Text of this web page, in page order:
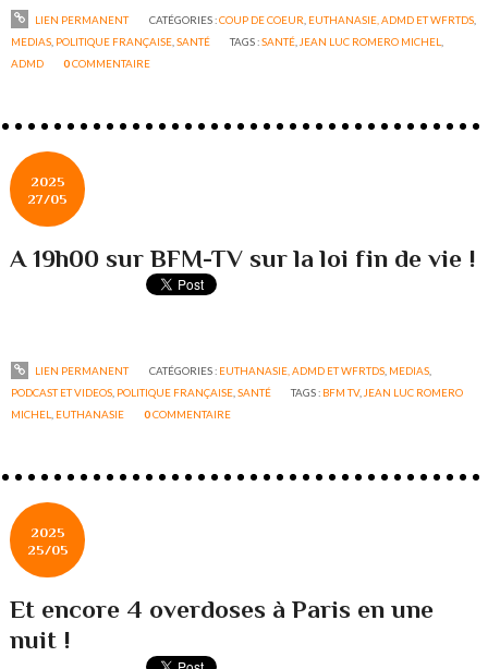
LIEN PERMANENT CATÉGORIES :COUP DE COEUR EUTHANASIE, ADMD ET WFRTDS,
MEDIAS POLITIQUE FRANÇAISE ,SANTÉ TAGS :SANTÉ JEAN LUC ROMERO MICHEL
ADMD
0COMMENTAIRE
2025
27/05
A 19h00 sur BFM-TV sur la loi fin de vie !
LIEN PERMANENT CATÉGORIES : EUTHANASIE, ADMD ET WFRTDS, MEDIAS,
PODCAST ET VIDEOS POLITIQUE FRANÇAISE ,SANTÉ TAGS : BFM TV, JEAN LUC ROMERO
MICHEL
EUTHANASIE 0COMMENTAIRE
2025
25/05
Et encore 4 overdoses à Paris en une
nuit !